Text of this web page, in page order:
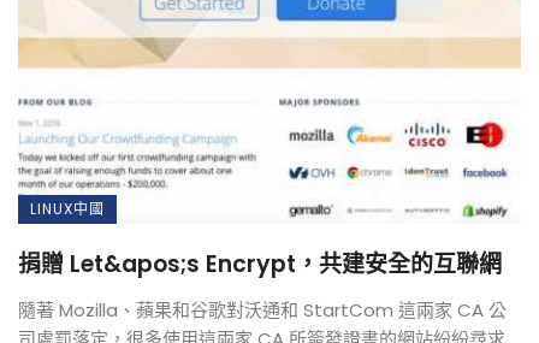
LINUX中國
捐贈 Let&apos;s Encrypt，共建安全的互聯網
隨著 Mozilla、蘋果和谷歌對沃通和 StartCom 這兩家 CA 公